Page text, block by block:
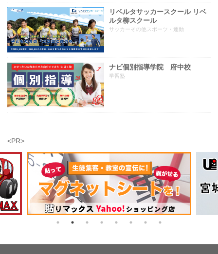
リベルタサッカースクール リベ
ルタ柳スクール
サッカーその他スポーツ・運動
ナビ個別指導学院 府中校
学習塾
<PR>